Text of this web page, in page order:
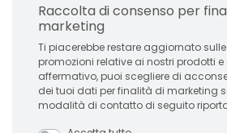
Raccolta di consenso per
marketing
Ti piacerebbe restare aggiornato sulle
promozioni relative ai nostri prodotti e
affermativo, puoi scegliere di
dei tuoi dati per finalità di marketing
modalità di contatto di seguito